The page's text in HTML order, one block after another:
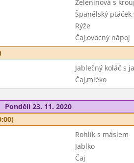
Zeleninová s
Španělský
Rýže
Čaj,ovocný nápoj
Jablečný koláč s
Čaj,mléko
Pondělí 23. 11. 2020
Rohlík s máslem
Jablko
Čaj